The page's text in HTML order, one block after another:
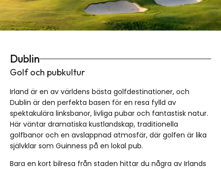
Dublin
Golf och pubkultur
Irland är en av världens bästa golfdestinationer, och
Dublin är den perfekta basen för en resa fylld av
spektakulära linksbanor, livliga pubar och fantastisk natur.
Här väntar dramatiska kustlandskap, traditionella
golfbanor och en avslappnad atmosfär, där golfen är lika
självklar som Guinness på en lokal pub.
Bara en kort bilresa från staden hittar du några av Irlands